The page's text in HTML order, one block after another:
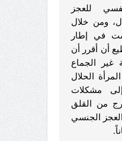
للعجز
ومن خلال
في إطار
أن أقرر أن
غير الجماع
الحلال
مشكلات
من القلق
الجنسي